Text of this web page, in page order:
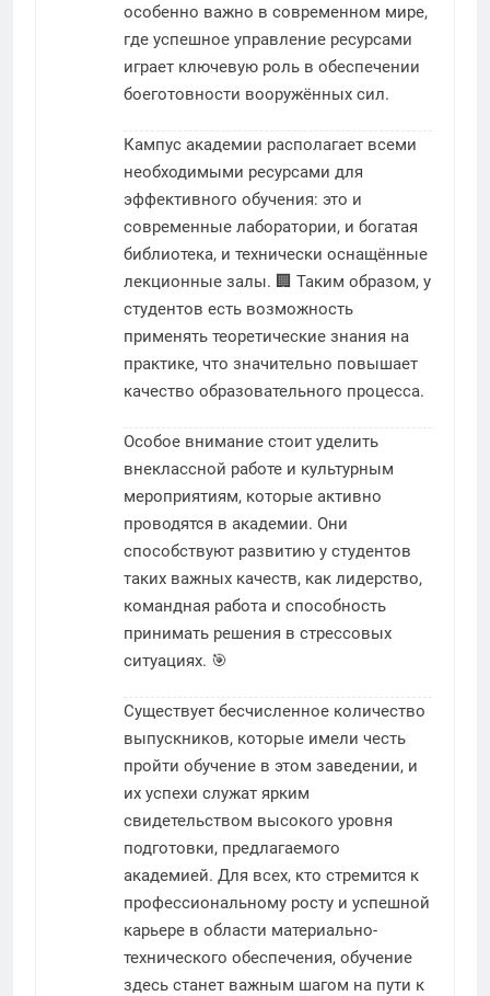
особенно важно в современном мире,
где успешное управление ресурсами
играет ключевую роль в обеспечении
боеготовности вооружённых сил.
Кампус академии располагает всеми
необходимыми ресурсами для
эффективного обучения: это и
современные лаборатории, и богатая
библиотека, и технически оснащённые
лекционные залы. 🏢 Таким образом, у
студентов есть возможность
применять теоретические знания на
практике, что значительно повышает
качество образовательного процесса.
Особое внимание стоит уделить
внеклассной работе и культурным
мероприятиям, которые активно
проводятся в академии. Они
способствуют развитию у студентов
таких важных качеств, как лидерство,
командная работа и способность
принимать решения в стрессовых
ситуациях. 🎯
Существует бесчисленное количество
выпускников, которые имели честь
пройти обучение в этом заведении, и
их успехи служат ярким
свидетельством высокого уровня
подготовки, предлагаемого
академией. Для всех, кто стремится к
профессиональному росту и успешной
карьере в области материально-
технического обеспечения, обучение
здесь станет важным шагом на пути к